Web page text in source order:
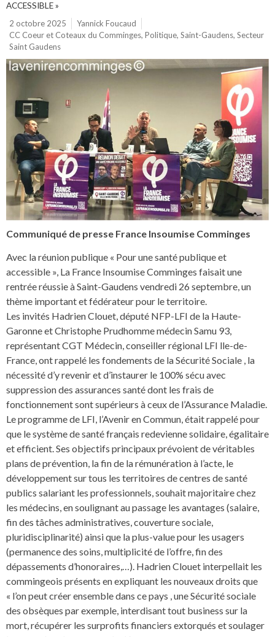
ACCESSIBLE »
2 octobre 2025
Yannick Foucaud
CC Coeur et Coteaux du Comminges, Politique, Saint-Gaudens, Secteur
Saint Gaudens
Communiqué de presse France Insoumise Comminges
Avec la réunion publique « Pour une santé publique et
accessible », La France Insoumise Comminges faisait une
rentrée réussie à Saint-Gaudens vendredi 26 septembre, un
thème important et fédérateur pour le territoire.
Les invités Hadrien Clouet, député NFP-LFI de la Haute-
Garonne et Christophe Prudhomme médecin Samu 93,
représentant CGT Médecin, conseiller régional LFI lle-de-
France, ont rappelé les fondements de la Sécurité Sociale , la
nécessité d’y revenir et d’instaurer le 100% sécu avec
suppression des assurances santé dont les frais de
fonctionnement sont supérieurs à ceux de l’Assurance Maladie.
Le programme de LFI, l’Avenir en Commun, était rappelé pour
que le système de santé français redevienne solidaire, égalitaire
et efficient. Ses objectifs principaux prévoient de véritables
plans de prévention, la fin de la rémunération à l’acte, le
développement sur tous les territoires de centres de santé
publics salariant les professionnels, souhait majoritaire chez
les médecins, en soulignant au passage les avantages (salaire,
fin des tâches administratives, couverture sociale,
pluridisciplinarité) ainsi que la plus-value pour les usagers
(permanence des soins, multiplicité de l’offre, fin des
dépassements d’honoraires,…). Hadrien Clouet interpellait les
commingeois présents en expliquant les nouveaux droits que
« l’on peut créer ensemble dans ce pays , une Sécurité sociale
des obsèques par exemple, interdisant tout business sur la
mort, récupérer les surprofits financiers extorqués et soulager